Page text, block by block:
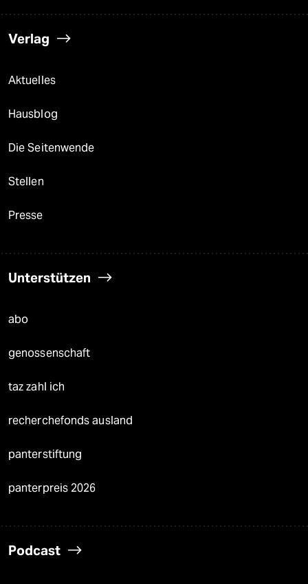
Verlag
Aktuelles
Hausblog
Die Seitenwende
Stellen
Presse
Unterstützen
abo
genossenschaft
taz zahl ich
recherchefonds ausland
panterstiftung
panterpreis 2026
Podcast